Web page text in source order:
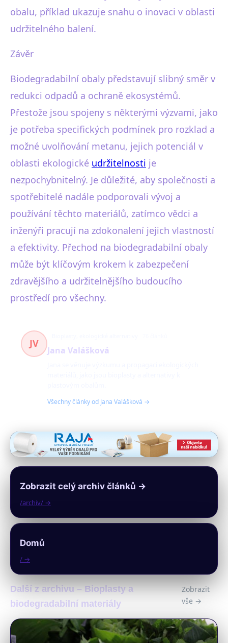
obalu, příklad ukazuje snahu o inovaci v oblasti
udržitelného balení.
Závěr
Biodegradabilní obaly představují slibný směr v
redukci odpadů a ochraně ekosystémů.
Přestože jsou spojeny s některými výzvami, jako
je potřeba specifických podmínek pro rozklad a
možné uvolňování metanu, jejich potenciál v
oblasti ekologické udržitelnosti je
nezpochybnitelný. Je důležité, aby společnosti a
spotřebitelé nadále podporovali vývoj a
používání těchto materiálů, zatímco vědci a
inženýři pracují na zdokonalení jejich vlastností
a efektivity. Přechod na biodegradabilní obaly
může být klíčovým krokem k zabezpečení
zdravějšího a udržitelnějšího budoucího
prostředí pro všechny.
JV
Jana Valášková
Všechny články od Jana Valášková →
Zobrazit celý archiv článků →
/archiv/ →
Domů
/ →
Další z archivu – Bioplasty a
biodegradabilní materiály
Zobrazit
vše →